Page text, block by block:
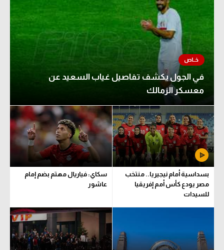
في الجول يكشف تفاصيل غياب السعيد عن
معسكر الزمالك
بسداسية أمام نيجيريا.. منتخب
مصر يودع كأس أمم إفريقيا
للسيدات
سكاي: فياريال مهتم بضم إمام
عاشور